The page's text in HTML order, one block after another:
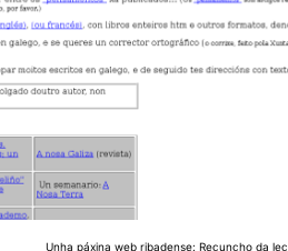
Unha páxina web ribadense: Recuncho da